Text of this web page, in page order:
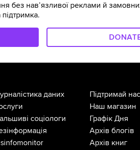
без навʼязливої реклами й
даних
соціологи
Підтримай
Наш магазин
Графік Дня
Архів блогів
Архів книг